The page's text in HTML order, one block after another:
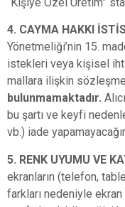
4. CAYMA HAKKI
Yönetmeliği’nin 15.
istekleri veya kişisel
mallara ilişkin
bulunmamaktadır.
bu şartı ve keyfi
vb.) iade
5. RENK UYUMU VE
ekranların (telefon,
farkları nedeniyle